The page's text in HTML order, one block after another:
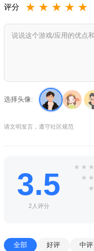
评分 ★ ★ ★ ★ ★
选择头像:
请文明发言，遵守社区规范
3.5
2人评分
★ ★ ★
★ ★
★
全部 好评 中评